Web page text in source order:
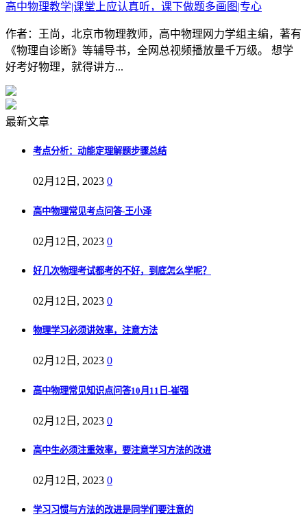
高中物理教学|课堂上应认真听，课下做题多画图|专心
作者：王尚，北京市物理教师，高中物理网力学组主编，著有
《物理自诊断》等辅导书，全网总视频播放量千万级。 想学
好考好物理，就得讲方...
最新文章
考点分析：动能定理解题步骤总结
02月12日, 2023 0
高中物理常见考点问答-王小泽
02月12日, 2023 0
好几次物理考试都考的不好，到底怎么学呢？
02月12日, 2023 0
物理学习必须讲效率，注意方法
02月12日, 2023 0
高中物理常见知识点问答10月11日-崔强
02月12日, 2023 0
高中生必须注重效率，要注意学习方法的改进
02月12日, 2023 0
学习习惯与方法的改进是同学们要注意的